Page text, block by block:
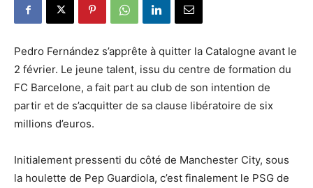
Pedro Fernández s’apprête à quitter la Catalogne avant le
2 février. Le jeune talent, issu du centre de formation du
FC Barcelone, a fait part au club de son intention de
partir et de s’acquitter de sa clause libératoire de six
millions d’euros.
Initialement pressenti du côté de Manchester City, sous
la houlette de Pep Guardiola, c’est finalement le PSG de